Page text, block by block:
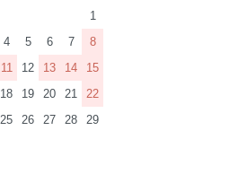
1
4 5 6 7
8
11 12 13 14
15
18 19 20 21
22
25 26 27 28
29